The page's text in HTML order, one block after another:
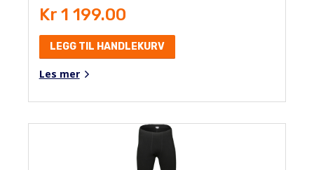
Kr 1 199.00
LEGG TIL HANDLEKURV
Les mer